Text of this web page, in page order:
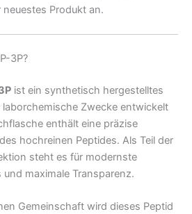
Produkt an.
3P?
ist ein synthetisch hergestelltes
laborchemische Zwecke entwickelt
enthält eine präzise
des hochreinen Peptides. Als Teil der
steht es für modernste
maximale Transparenz.
Gemeinschaft wird dieses Peptid